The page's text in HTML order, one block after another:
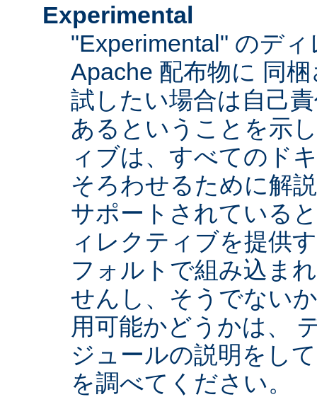
Experimental
"Experimental" のデ
Apache 配布物に 同
試したい場合は自己
あるということを示
ィブは、すべてのド
そろわせるために解
サポートされている
ィレクティブを提供
フォルトで組み込ま
せんし、そうでない
用可能かどうかは、
ジュールの説明をし
を調べてください。